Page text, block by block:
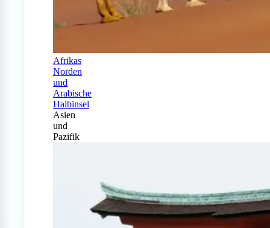
Afrikas
Norden
und
Arabische
Halbinsel
Asien
und
Pazifik